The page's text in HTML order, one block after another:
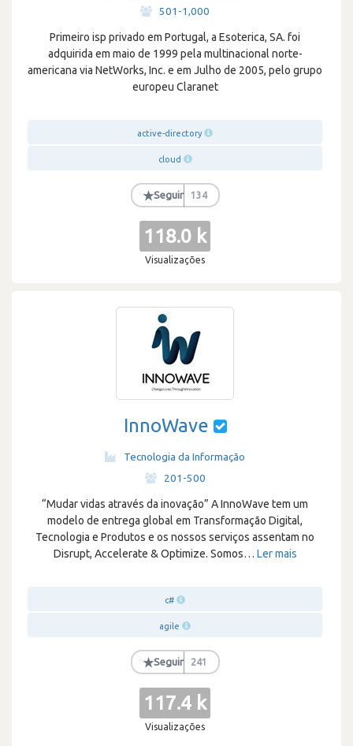
501-1,000
Primeiro isp privado em Portugal, a Esoterica, SA. foi
adquirida em maio de 1999 pela multinacional norte-
americana via NetWorks, Inc. e em Julho de 2005, pelo grupo
europeu Claranet
active-directory
cloud
★Seguir 134
118.0 k
Visualizações
InnoWave
Tecnologia da Informação
201-500
“Mudar vidas através da inovação” A InnoWave tem um
modelo de entrega global em Transformação Digital,
Tecnologia e Produtos e os nossos serviços assentam no
Disrupt, Accelerate & Optimize. Somos… Ler mais
c#
agile
★Seguir 241
117.4 k
Visualizações